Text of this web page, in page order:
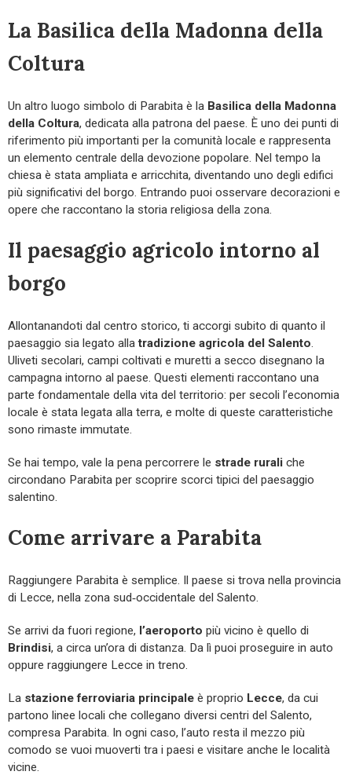
La Basilica della Madonna della
Coltura
Un altro luogo simbolo di Parabita è la Basilica della Madonna
della Coltura, dedicata alla patrona del paese. È uno dei punti di
riferimento più importanti per la comunità locale e rappresenta
un elemento centrale della devozione popolare. Nel tempo la
chiesa è stata ampliata e arricchita, diventando uno degli edifici
più significativi del borgo. Entrando puoi osservare decorazioni e
opere che raccontano la storia religiosa della zona.
Il paesaggio agricolo intorno al
borgo
Allontanandoti dal centro storico, ti accorgi subito di quanto il
paesaggio sia legato allatradizione agricola del Salento.
Uliveti secolari, campi coltivati e muretti a secco disegnano la
campagna intorno al paese. Questi elementi raccontano una
parte fondamentale della vita del territorio: per secoli l’economia
locale è stata legata alla terra, e molte di queste caratteristiche
sono rimaste immutate.
Se hai tempo, vale la pena percorrere le strade rurali che
circondano Parabita per scoprire scorci tipici del paesaggio
salentino.
Come arrivare a Parabita
Raggiungere Parabita è semplice. Il paese si trova nella provincia
di Lecce, nella zona sud‑occidentale del Salento.
Se arrivi da fuori regione, l’aeroporto più vicino è quello di
Brindisi, a circa un’ora di distanza. Da lì puoi proseguire in auto
oppure raggiungere Lecce in treno.
La stazione ferroviaria principale è proprio Lecce, da cui
partono linee locali che collegano diversi centri del Salento,
compresa Parabita. In ogni caso, l’auto resta il mezzo più
comodo se vuoi muoverti tra i paesi e visitare anche le località
vicine.